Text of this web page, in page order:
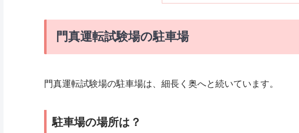
門真運転試験場の駐車場
門真運転試験場の駐車場は、細長く奥へと続いています。
駐車場の場所は？